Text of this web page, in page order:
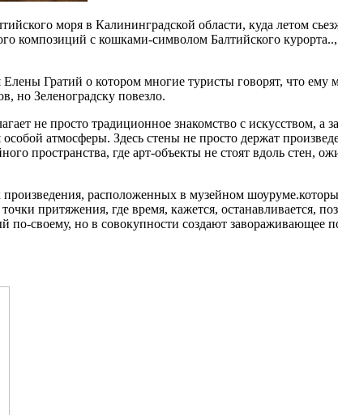
моря в Калининградской области, куда летом
композиций с кошками-символом Балтийского
Елены Гратий о котором многие туристы говорят, что
но Зеленоградску повезло.
не просто традиционное знакомство с искусством, а
атмосферы. Здесь стены не просто держат
пространства, где арт-объекты не стоят вдоль стен,
расположенных в музейном
притяжения, где время, кажется, останавливается,
своему, но в совокупности создают завораживающее